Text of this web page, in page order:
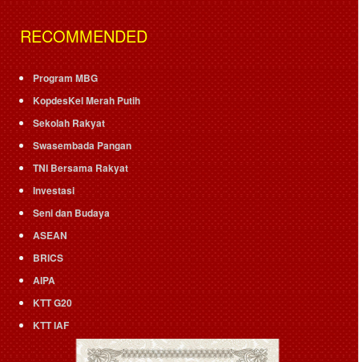
RECOMMENDED
Program MBG
KopdesKel Merah Putih
Sekolah Rakyat
Swasembada Pangan
TNI Bersama Rakyat
Investasi
Seni dan Budaya
ASEAN
BRICS
AIPA
KTT G20
KTT IAF